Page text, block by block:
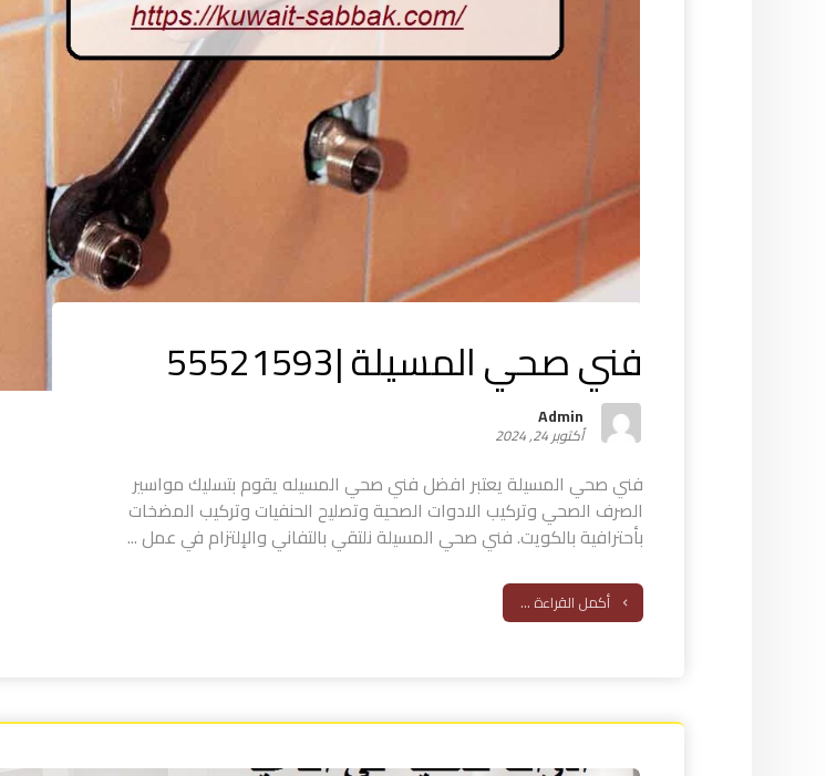
فني صحي المسيلة |55521593
Admin
أكتوبر 24, 2024
فني صحي المسيلة يعتبر افضل فني صحي المسيله يقوم بتسليك مواسير
الصرف الصحي وتركيب الادوات الصحية وتصليح الحنفيات وتركيب المضخات
بأحترافية بالكويت. فني صحي المسيلة نلتقي بالتفاني والإلتزام في عمل ...
أكمل القراءة ...